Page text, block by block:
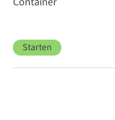
Starten